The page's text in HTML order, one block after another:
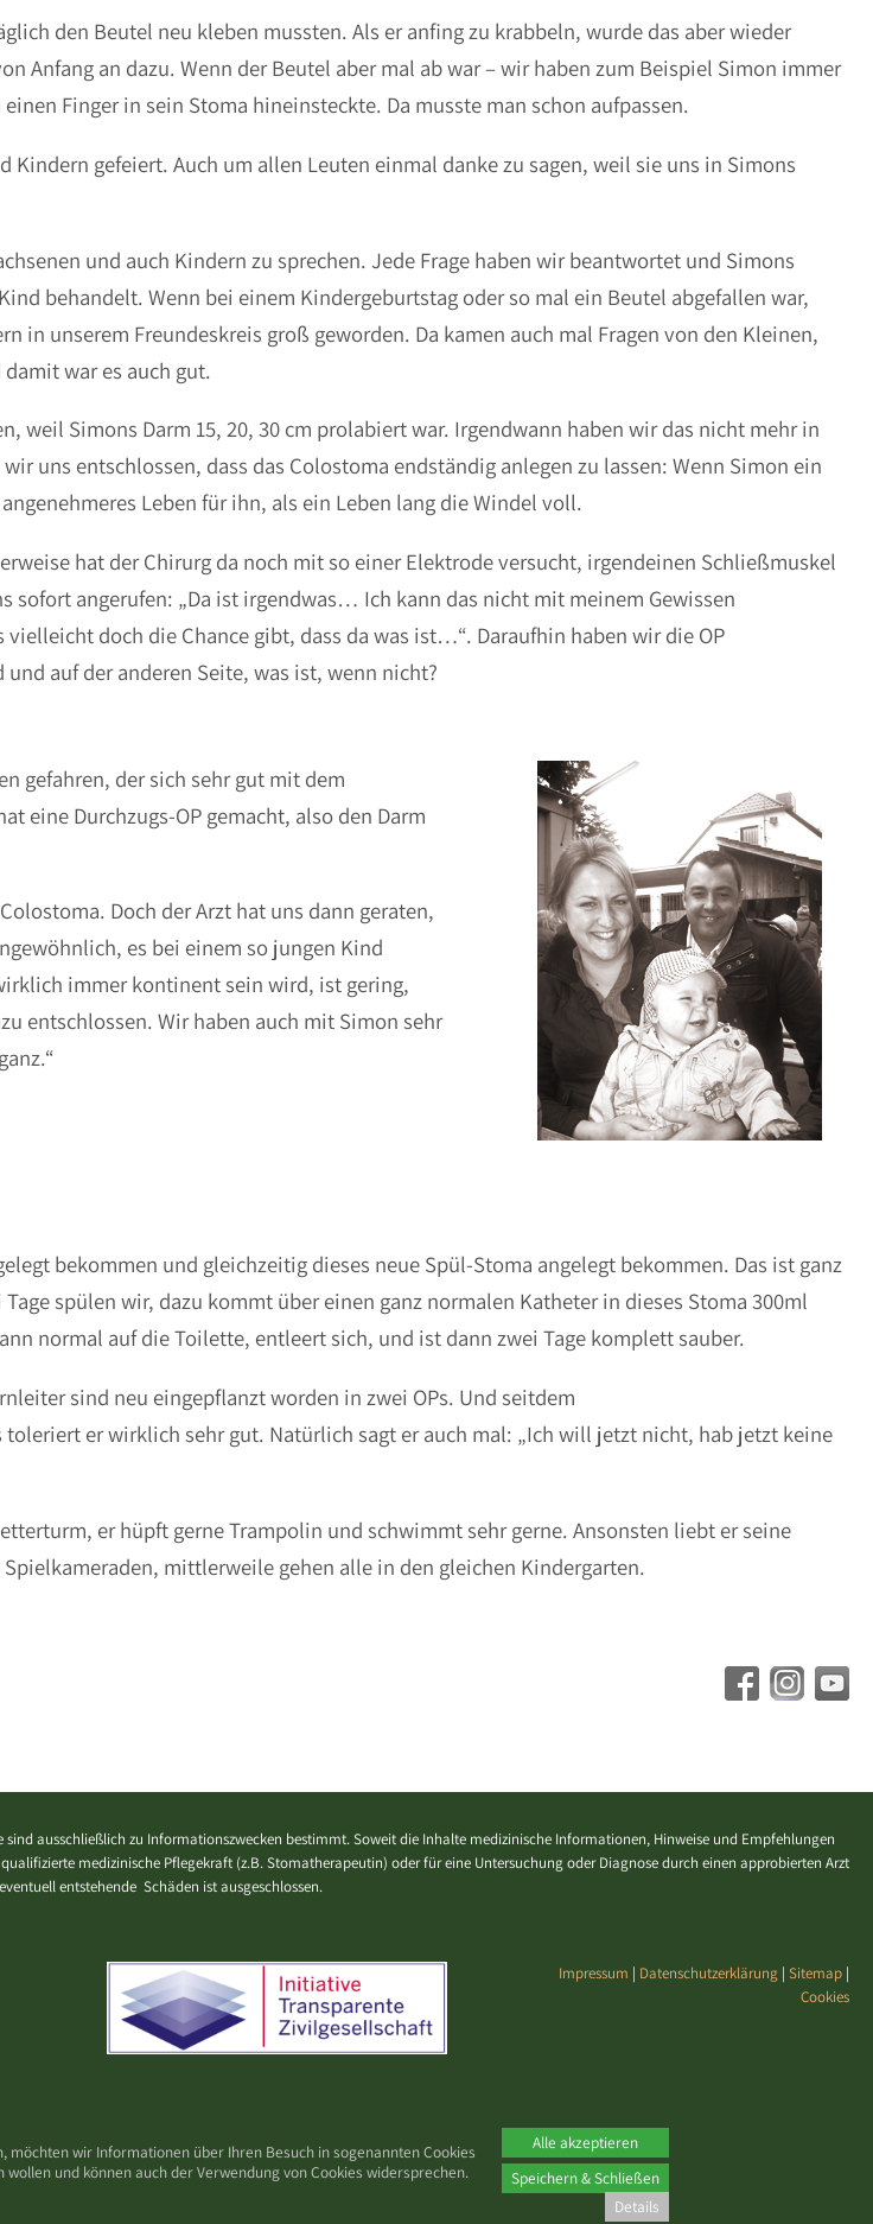
Alle akzeptieren
Speichern & Schließen
wir Informationen über Ihren Besuch in sogenannten Cookies
und können auch der Verwendung von Cookies widersprechen.
Details
den Beutel neu kleben mussten. Als er anfing zu krabbeln, wurde das aber wieder
Anfang an dazu. Wenn der Beutel aber mal ab war – wir haben zum Beispiel Simon immer
Finger in sein Stoma hineinsteckte. Da musste man schon aufpassen.
gefeiert. Auch um allen Leuten einmal danke zu sagen, weil sie uns in Simons
und auch Kindern zu sprechen. Jede Frage haben wir beantwortet und Simons
behandelt. Wenn bei einem Kindergeburtstag oder so mal ein Beutel abgefallen war,
unserem Freundeskreis groß geworden. Da kamen auch mal Fragen von den Kleinen,
war es auch gut.
weil Simons Darm 15, 20, 30 cm prolabiert war. Irgendwann haben wir das nicht mehr in
uns entschlossen, dass das Colostoma endständig anlegen zu lassen: Wenn Simon ein
Leben für ihn, als ein Leben lang die Windel voll.
hat der Chirurg da noch mit so einer Elektrode versucht, irgendeinen Schließmuskel
sofort angerufen: „Da ist irgendwas… Ich kann das nicht mit meinem Gewissen
doch die Chance gibt, dass da was ist…“. Daraufhin haben wir die OP
auf der anderen Seite, was ist, wenn nicht?
gefahren, der sich sehr gut mit dem
eine Durchzugs-OP gemacht, also den Darm
Doch der Arzt hat uns dann geraten,
es bei einem so jungen Kind
immer kontinent sein wird, ist gering,
entschlossen. Wir haben auch mit Simon sehr
bekommen und gleichzeitig dieses neue Spül-Stoma angelegt bekommen. Das ist ganz
spülen wir, dazu kommt über einen ganz normalen Katheter in dieses Stoma 300ml
normal auf die Toilette, entleert sich, und ist dann zwei Tage komplett sauber.
sind neu eingepflanzt worden in zwei OPs. Und seitdem
er wirklich sehr gut. Natürlich sagt er auch mal: „Ich will jetzt nicht, hab jetzt keine
er hüpft gerne Trampolin und schwimmt sehr gerne. Ansonsten liebt er seine
mittlerweile gehen alle in den gleichen Kindergarten.
ausschließlich zu Informationszwecken bestimmt. Soweit die Inhalte medizinische Informationen, Hinweise und Empfehlungen
medizinische Pflegekraft (z.B. Stomatherapeutin) oder für eine Untersuchung oder Diagnose durch einen approbierten Arzt
entstehende Schäden ist ausgeschlossen.
Impressum | Datenschutzerklärung | Sitemap |
Cookies